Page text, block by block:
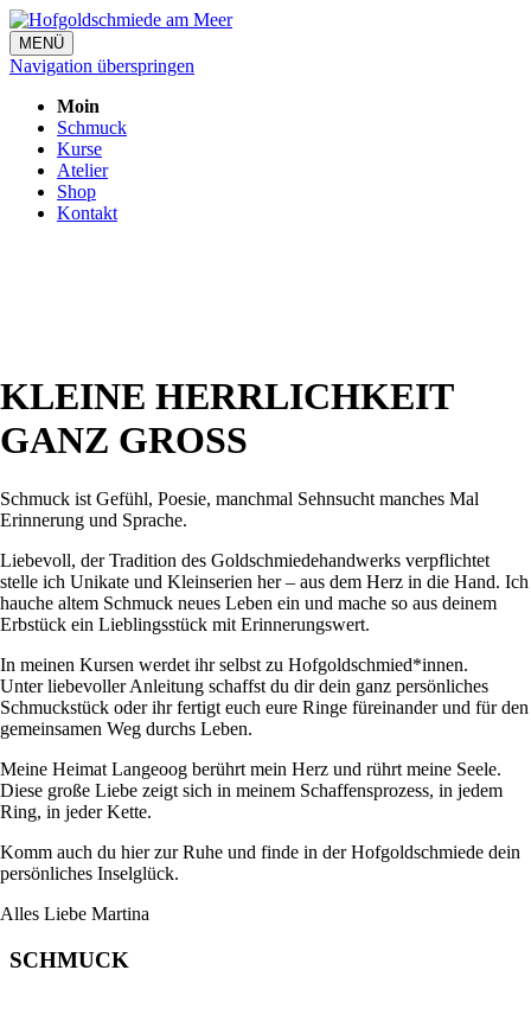
MENÜ
Navigation überspringen
Moin
Schmuck
Kurse
Atelier
Shop
Kontakt
KLEINE HERRLICHKEIT
GANZ GROSS
Schmuck ist Gefühl, Poesie, manchmal Sehnsucht manches Mal
Erinnerung und Sprache.
Liebevoll, der Tradition des Goldschmiedehandwerks verpflichtet
stelle ich Unikate und Kleinserien her – aus dem Herz in die Hand. Ich
hauche altem Schmuck neues Leben ein und mache so aus deinem
Erbstück ein Lieblingsstück mit Erinnerungswert.
In meinen Kursen werdet ihr selbst zu Hofgoldschmied*innen.
Unter liebevoller Anleitung schaffst du dir dein ganz persönliches
Schmuckstück oder ihr fertigt euch eure Ringe füreinander und für den
gemeinsamen Weg durchs Leben.
Meine Heimat Langeoog berührt mein Herz und rührt meine Seele.
Diese große Liebe zeigt sich in meinem Schaffensprozess, in jedem
Ring, in jeder Kette.
Komm auch du hier zur Ruhe und finde in der Hofgoldschmiede dein
persönliches Inselglück.
Alles Liebe Martina
SCHMUCK